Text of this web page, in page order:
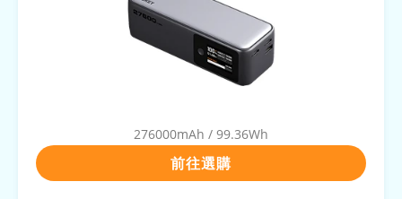
276000mAh / 99.36Wh
前往選購